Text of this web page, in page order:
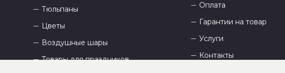
Тюльпаны
Цветы
Воздушные шары
Товары для праздников
Оплата
Гарантии на товар
Услуги
Контакты